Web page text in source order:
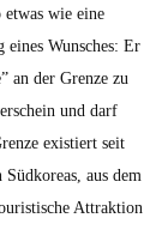
etwas wie eine
Wun­sches: Er
an der Gren­ze zu
und darf
existiert seit
aus dem
Attrak­tion